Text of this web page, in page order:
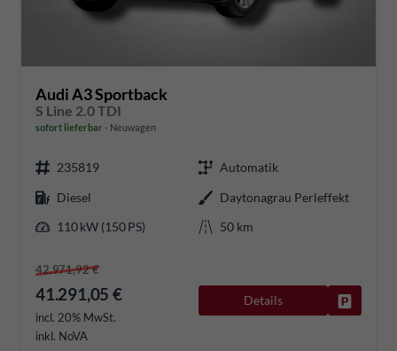
Audi A3 Sportback
S Line 2.0 TDI
sofort lieferbar Neuwagen
235819
Automatik
Diesel
Daytonagrau Perleffekt
110 kW (150 PS)
50 km
42.971,92 €
41.291,05 €
incl. 20% MwSt.
inkl. NoVA
Details